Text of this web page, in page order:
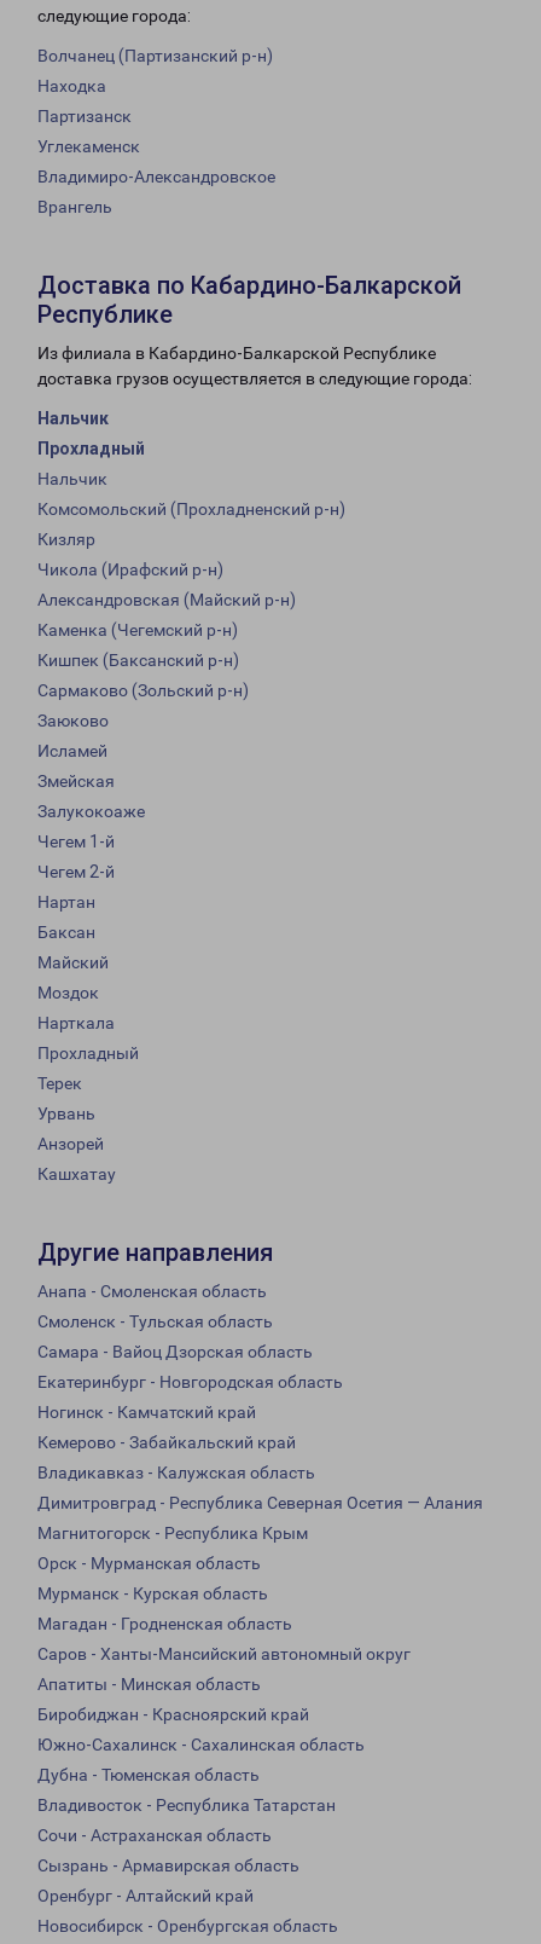
следующие города:
Волчанец (Партизанский р-н)
Находка
Партизанск
Углекаменск
Владимиро-Александровское
Врангель
Доставка по Кабардино-Балкарской
Республике
Из филиала в Кабардино-Балкарской Республике
доставка грузов осуществляется в следующие города:
Нальчик
Прохладный
Нальчик
Комсомольский (Прохладненский р-н)
Кизляр
Чикола (Ирафский р-н)
Александровская (Майский р-н)
Каменка (Чегемский р-н)
Кишпек (Баксанский р-н)
Сармаково (Зольский р-н)
Заюково
Исламей
Змейская
Залукокоаже
Чегем 1-й
Чегем 2-й
Нартан
Баксан
Майский
Моздок
Нарткала
Прохладный
Терек
Урвань
Анзорей
Кашхатау
Другие направления
Анапа - Смоленская область
Смоленск - Тульская область
Самара - Вайоц Дзорская область
Екатеринбург - Новгородская область
Ногинск - Камчатский край
Кемерово - Забайкальский край
Владикавказ - Калужская область
Димитровград - Республика Северная Осетия — Алания
Магнитогорск - Республика Крым
Орск - Мурманская область
Мурманск - Курская область
Магадан - Гродненская область
Саров - Ханты-Мансийский автономный округ
Апатиты - Минская область
Биробиджан - Красноярский край
Южно-Сахалинск - Сахалинская область
Дубна - Тюменская область
Владивосток - Республика Татарстан
Сочи - Астраханская область
Сызрань - Армавирская область
Оренбург - Алтайский край
Новосибирск - Оренбургская область